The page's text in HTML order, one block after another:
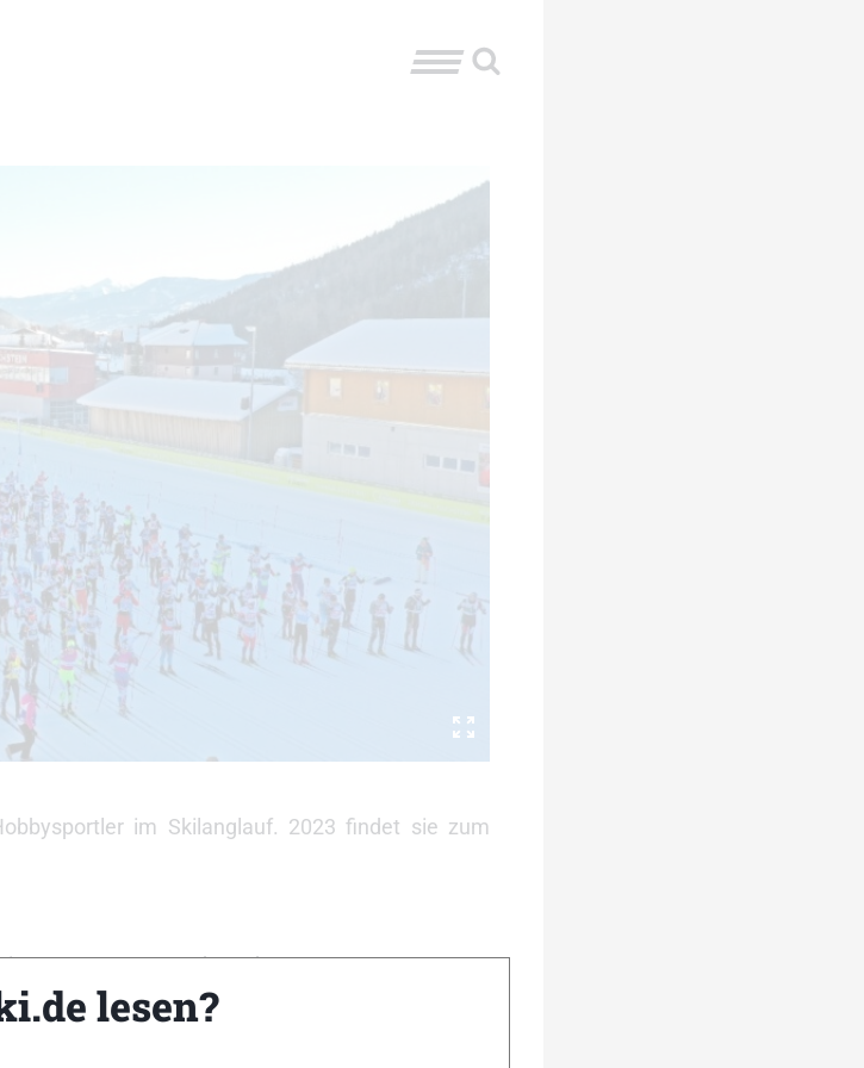
im Skilanglauf. 2023 findet sie zum
vergangenen Jahr schweren Herzens erneut
der Tour de Ramsau von 13. bis 15. Jänner
Format über drei Tage statt und bietet
lesen?